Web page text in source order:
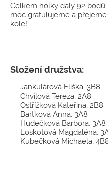
Celkem holky daly 92
moc gratulujeme a
kole!
Složení družstva:
Jankulárová Eliška, 3B8
Chvílová Tereza, 2A8
Ostřížková Kateřina, 2B8
Bartková Anna, 3A8
Hudečková Barbora, 3A8
Loskotová Magdaléna,
Kubečková Michaela,